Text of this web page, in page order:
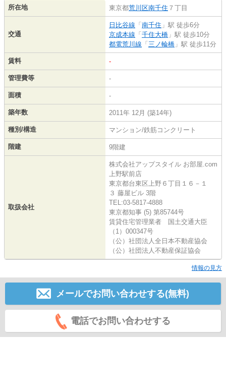
所在地 東京都荒川区南千住 ７丁目
交通
日比谷線 「 南千住 」駅 徒歩6分
京成本線 「 千住大橋 」駅 徒歩10分
都電荒川線 「 三ノ輪橋 」駅 徒歩11分
賃料 -
管理費等 -
面積 -
築年数 2011年 12月 (築14年)
種別/構造 マンション/鉄筋コンクリート
階建 9階建
取扱会社
株式会社アップスタイル お部屋.com
上野駅前店
東京都台東区上野６丁目１６－１
３ 藤屋ビル 3階
TEL:03-5817-4888
東京都知事 (5) 第85744号
賃貸住宅管理業者 国土交通大臣
（1）000347号
（公）社団法人全日本不動産協会
（公）社団法人不動産保証協会
情報の見方
メールでお問い合わせする(無料)
電話でお問い合わせする